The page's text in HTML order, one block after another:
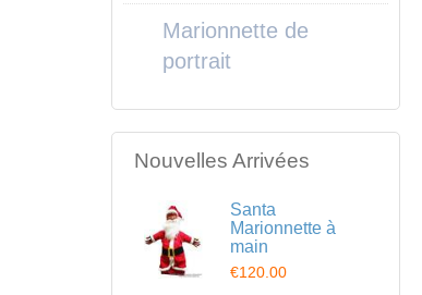
Marionnette de
portrait
Nouvelles Arrivées
Santa
Marionnette à
main
€120.00